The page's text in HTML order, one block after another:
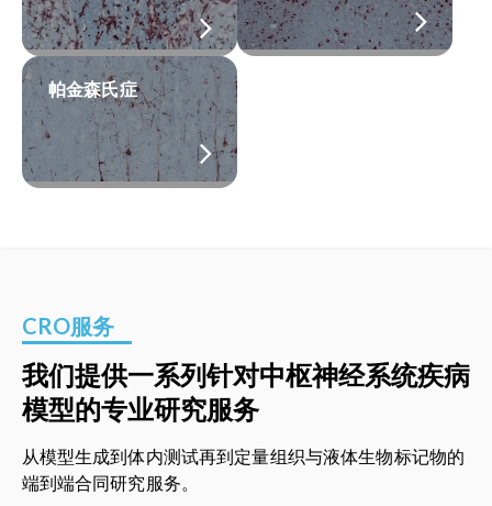
帕金森氏症
CRO服务
我们提供一系列针对中枢神经系统疾病
模型的专业研究服务
从模型生成到体内测试再到定量组织与液体生物标记物的
端到端合同研究服务。